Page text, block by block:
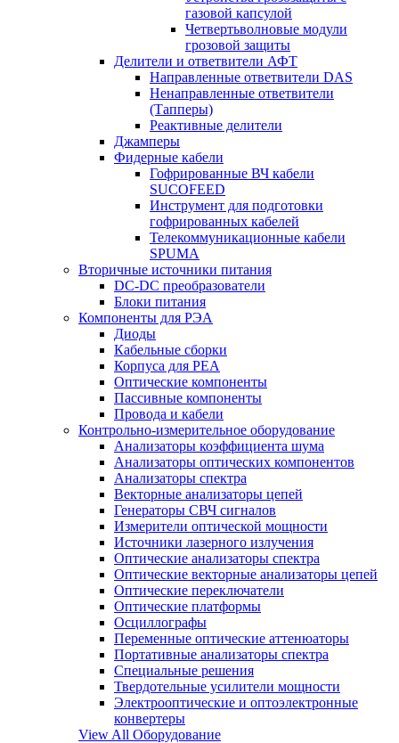
газовой капсулой
Четвертьволновые модули
грозовой защиты
Делители и ответвители АФТ
Направленные ответвители DAS
Ненаправленные ответвители
(Тапперы)
Реактивные делители
Джамперы
Фидерные кабели
Гофрированные ВЧ кабели
SUCOFEED
Инструмент для подготовки
гофрированных кабелей
Телекоммуникационные кабели
SPUMA
Вторичные источники питания
DC-DC преобразователи
Блоки питания
Компоненты для РЭА
Диоды
Кабельные сборки
Корпуса для РЕА
Оптические компоненты
Пассивные компоненты
Провода и кабели
Контрольно-измерительное оборудование
Анализаторы коэффициента шума
Анализаторы оптических компонентов
Анализаторы спектра
Векторные анализаторы цепей
Генераторы СВЧ сигналов
Измерители оптической мощности
Источники лазерного излучения
Оптические анализаторы спектра
Оптические векторные анализаторы цепей
Оптические переключатели
Оптические платформы
Осциллографы
Переменные оптические аттенюаторы
Портативные анализаторы спектра
Специальные решения
Твердотельные усилители мощности
Электрооптические и оптоэлектронные
конвертеры
View All Оборудование